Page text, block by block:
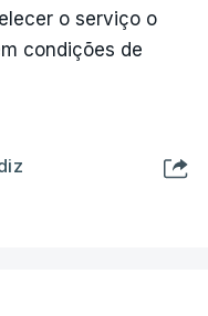
o serviço o
condições de